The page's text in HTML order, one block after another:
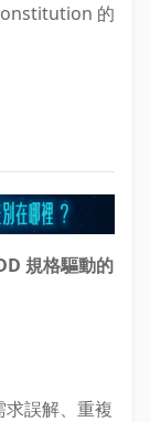
的
規格驅動的
求誤解、重複